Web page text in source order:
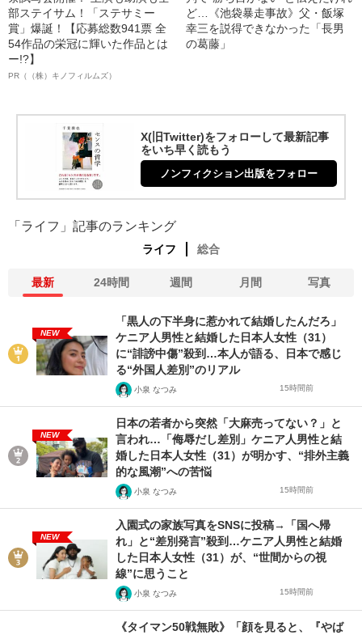
部ステイサム！「ステサミー
賞」爆誕！【応募総数941票 全
54作品の栄冠に輝いた作品とは
ー!?】
PR（（株）キノフィルムズ）
ど…《池袋暴走事故》父・飯塚
幸三を説得できなかった「長男
の葛藤」
X(旧Twitter)をフォローして最新記事
をいち早く読もう
ノンフィクション出版をフォロー
「ライフ」記事のランキング
ライフ 総合
最新 24時間 週間 月間 写真
NEW
「黒人の下半身に惹かれて結婚したんだろ」
ケニア人男性と結婚した日本人女性（31）
に“誹謗中傷”殺到…本人が語る、日本で感じ
る“外国人差別”のリアル
小泉 なつみ 15時間前
NEW
日本の若者から突然「大麻売ってない？」と
言われ…「侮辱だし差別」ケニア人男性と結
婚した日本人女性（31）が明かす、“排外主義
的な風潮”への苦悩
小泉 なつみ 15時間前
NEW
入園式の家族写真をSNSに投稿→「国へ帰
れ」と“差別発言”殺到…ケニア人男性と結婚
した日本人女性（31）が、“世間からの視
線”に思うこと
小泉 なつみ 15時間前
《タイマン50戦無敗》「顔を見ると、『やば